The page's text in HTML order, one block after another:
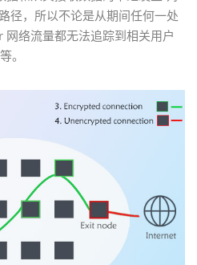
径，所以不论是从期间任何一处
络流量都无法追踪到相关用户
。